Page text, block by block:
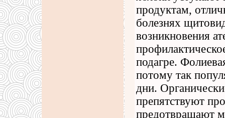
продуктам,
болезнях
возникновения
подагре.
потому так
дни.
препятствуют
предотвращают